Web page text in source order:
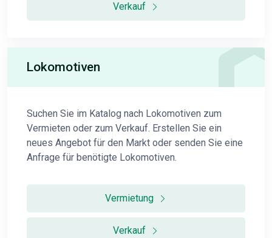
Verkauf
Lokomotiven
Suchen Sie im Katalog nach Lokomotiven zum
Vermieten oder zum Verkauf. Erstellen Sie ein
neues Angebot für den Markt oder senden Sie eine
Anfrage für benötigte Lokomotiven.
Vermietung
Verkauf